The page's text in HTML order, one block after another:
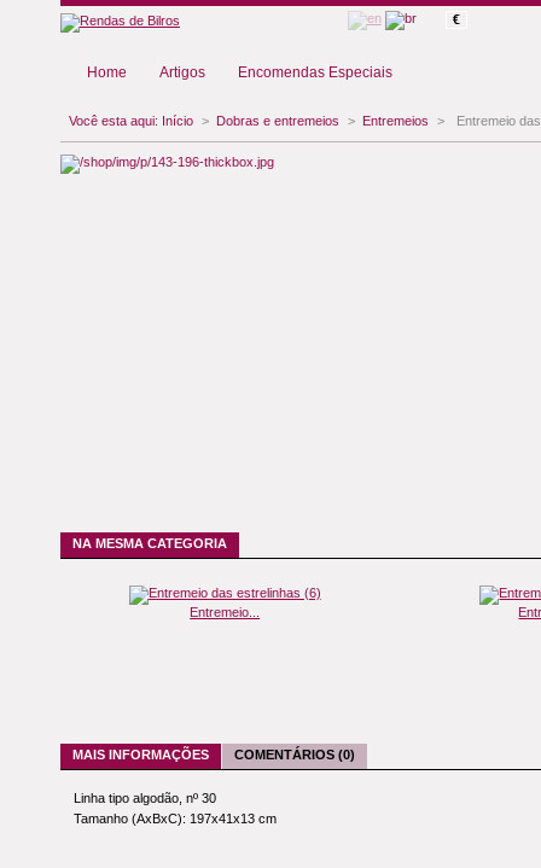
€
Home Artigos Encomendas Especiais
Você esta aqui: Início > Dobras e entremeios > Entremeios > Entremeio
NA MESMA CATEGORIA
Entremeio...
MAIS INFORMAÇÕES COMENTÁRIOS (0)
Linha tipo algodão, nº 30
Tamanho (AxBxC): 197x41x13 cm